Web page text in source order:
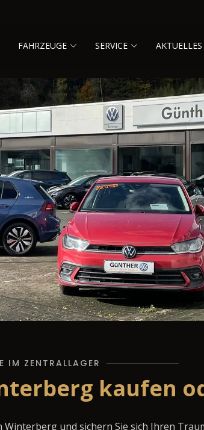
FAHRZEUGE SERVICE AKTUELLES
IM ZENTRALLAGER
kaufen
und sichern Sie sich Ihren